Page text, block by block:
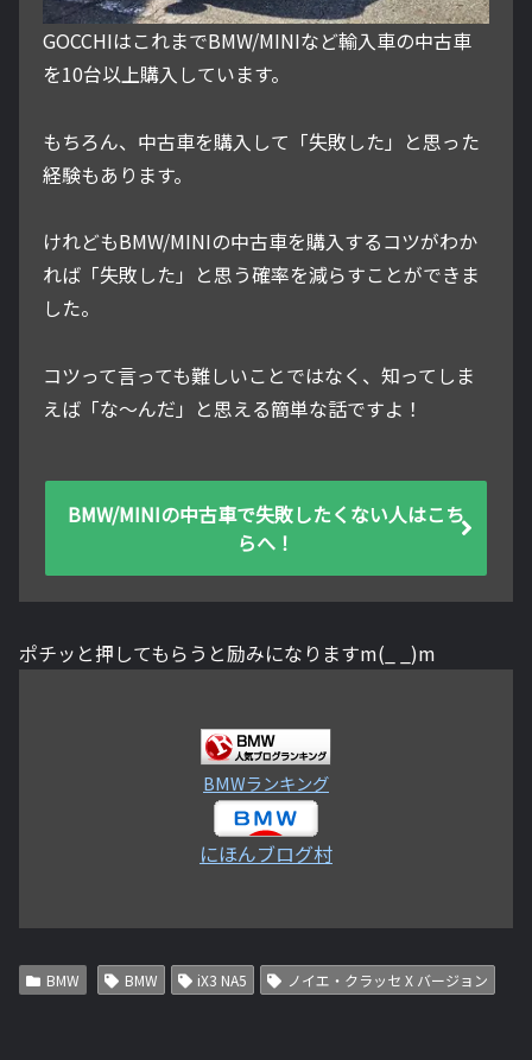
GOCCHIはこれまでBMW/MINIなど輸入車の中古車
を10台以上購入しています。
もちろん、中古車を購入して「失敗した」と思った
経験もあります。
けれどもBMW/MINIの中古車を購入するコツがわか
れば「失敗した」と思う確率を減らすことができま
した。
コツって言っても難しいことではなく、知ってしま
えば「な～んだ」と思える簡単な話ですよ！
BMW/MINIの中古車で失敗したくない人はこち
らへ！
ポチッと押してもらうと励みになりますm(_ _)m
BMWランキング
にほんブログ村
BMW BMW iX3 NA5 ノイエ・クラッセ X バージョン